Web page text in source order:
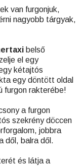
van furgonjuk,
nagyobb tárgyak,
belső
el egy
kétajtós
egy döntött oldal
furgon rakterébe!
a furgon
szekrény döccen
jobbra
dől, balra dől.
és látja a